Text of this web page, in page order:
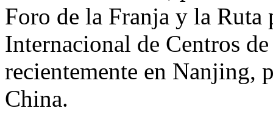
Foro de la Franja y la Ruta
Internacional de Centros
recientemente en Nanjing,
China.